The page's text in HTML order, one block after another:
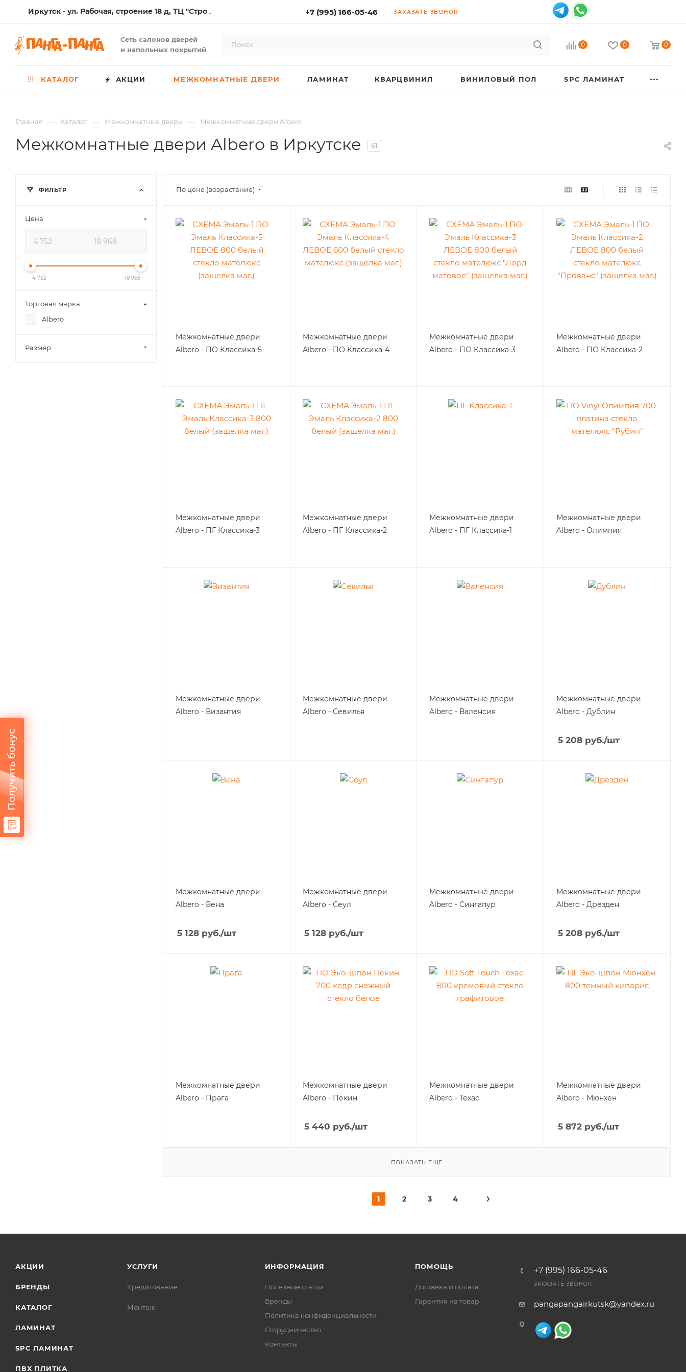
+7 (995) 166-05-46 ЗАКАЗАТЬ ЗВОНОК
Сеть салонов дверей
и напольных покрытий
0 0 0
КАТАЛОГ АКЦИИ МЕЖКОМНАТНЫЕ ДВЕРИ ЛАМИНАТ КВАРЦВИНИЛ ВИНИЛОВЫЙ ПОЛ SPC ЛАМИНАТ
Главная — Каталог — Межкомнатные двери — Межкомнатные двери Albero
Межкомнатные двери Albero в Иркутске 61
По цене (возрастание)
Межкомнатные двери
Albero - ПО Классика-5
Межкомнатные двери
Albero - ПО Классика-4
Межкомнатные двери
Albero - ПО Классика-3
Межкомнатные двери
Albero - ПО Классика-2
Межкомнатные двери
Albero - ПГ Классика-3
Межкомнатные двери
Albero - ПГ Классика-2
Межкомнатные двери
Albero - ПГ Классика-1
Межкомнатные двери
Albero - Олимпия
Межкомнатные двери
Albero - Византия
Межкомнатные двери
Albero - Севилья
Межкомнатные двери
Albero - Валенсия
Межкомнатные двери
Albero - Дублин
5 208руб./шт
Межкомнатные двери
Albero - Вена
5 128 руб./шт
Межкомнатные двери
Albero - Сеул
5 128руб./шт
Межкомнатные двери
Albero - Сингапур
Межкомнатные двери
Albero - Дрезден
5 208руб./шт
Межкомнатные двери
Albero - Прага
Межкомнатные двери
Albero - Пекин
5 440 руб./шт
Межкомнатные двери
Albero - Техас
Межкомнатные двери
Albero - Мюнхен
5 872руб./шт
ПОКАЗАТЬ ЕЩЕ
1 2 3 4
ФИЛЬТР
Цена
4 752 18 968
Торговая марка
Albero
Размер
АКЦИИ
БРЕНДЫ
КАТАЛОГ
ЛАМИНАТ
SPC ЛАМИНАТ
ПВХ ПЛИТКА
УСЛУГИ
Кредитование
Монтаж
ИНФОРМАЦИЯ
Полезные статьи
Бренды
Политика конфиденциальности
Сотрудничество
Контакты
ПОМОЩЬ
Доставка и оплата
Гарантия на товар
+7 (995) 166-05-46
ЗАКАЗАТЬ ЗВОНОК
pangapangairkutsk@yandex.ru
Получить бонус